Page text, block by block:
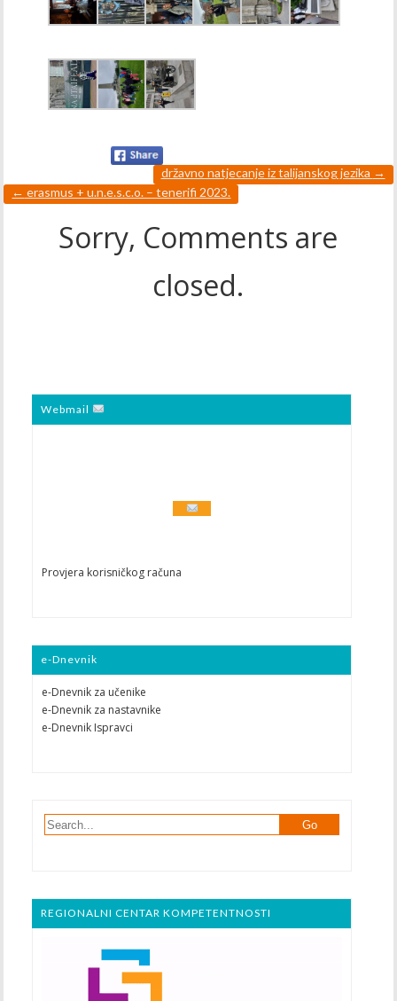
državno natjecanje iz talijanskog jezika →
← erasmus + u.n.e.s.c.o. – tenerifi 2023.
Sorry, Comments are
closed.
Webmail
Provjera korisničkog računa
e-Dnevnik
e-Dnevnik za učenike
e-Dnevnik za nastavnike
e-Dnevnik Ispravci
REGIONALNI CENTAR KOMPETENTNOSTI